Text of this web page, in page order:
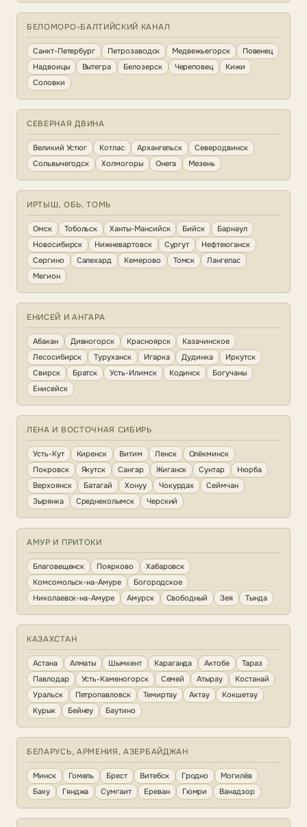
БЕЛОМОРО-БАЛТИЙСКИЙ КАНАЛ
Санкт-Петербург Петрозаводск Медвежьегорск
Повенец
Надвоицы
Вытегра Белозерск Череповец
Кижи
Соловки
СЕВЕРНАЯ ДВИНА
Великий Устюг Котлас Архангельск
Северодвинск
Сольвычегодск
Холмогоры Онега Мезень
ИРТЫШ, ОБЬ, ТОМЬ
Омск Тобольск Ханты-Мансийск Бийск
Барнаул
Новосибирск
Нижневартовск Сургут
Нефтеюганск
Сергино
Салехард Кемерово Томск
Лангепас
Мегион
ЕНИСЕЙ И АНГАРА
Абакан Дивногорск Красноярск
Казачинское
Лесосибирск
Туруханск Игарка Дудинка
Иркутск
Свирск
Братск Усть-Илимск Кодинск
Богучаны
Енисейск
ЛЕНА И ВОСТОЧНАЯ СИБИРЬ
Усть-Кут Киренск Витим Ленск
Олёкминск
Покровск
Якутск Сангар Жиганск Сунтар
Нюрба
Верхоянск
Батагай Хонуу Чокурдах
Сеймчан
Зырянка
Среднеколымск Черский
АМУР И ПРИТОКИ
Благовещенск Поярково
Хабаровск
Комсомольск-на-Амуре
Богородское
Николаевск-на-Амуре
Амурск Свободный Зея Тында
КАЗАХСТАН
Астана Алматы Шымкент Караганда Актобе
Тараз
Павлодар
Усть-Каменогорск Семей Атырау
Костанай
Уральск
Петропавловск Темиртау Актау
Кокшетау
Курык
Бейнеу Баутино
БЕЛАРУСЬ, АРМЕНИЯ, АЗЕРБАЙДЖАН
Минск Гомель Брест Витебск Гродно
Могилёв
Баку
Гянджа Сумгаит Ереван Гюмри Ванадзор